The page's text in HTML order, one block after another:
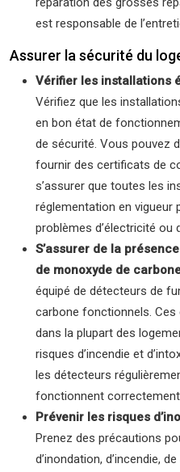
est responsable de
Assurer la sécurité du
Vérifier les installations
Vérifiez que les
en bon état de
de sécurité. Vous pouvez
fournir des certificats de
s’assurer que toutes les
réglementation en vigueur
problèmes d’électricité ou
S’assurer de la
de monoxyde de
équipé de détecteurs de
carbone fonctionnels.
dans la plupart des
risques d’incendie et
les détecteurs
fonctionnent
Prévenir les risques
Prenez des précautions
d’inondation, d’incendie,